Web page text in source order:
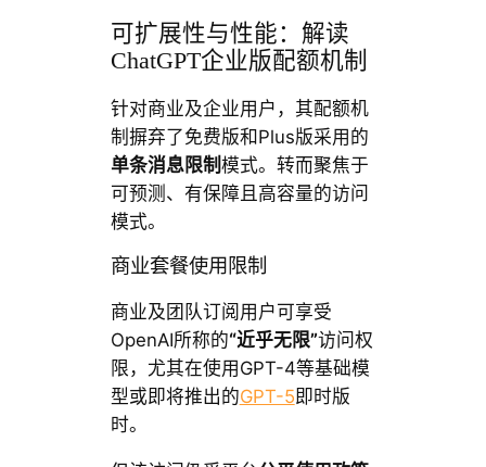
可扩展性与性能：解读
ChatGPT企业版配额机制
针对商业及企业用户，其配额机
制摒弃了免费版和Plus版采用的
单条消息限制模式。转而聚焦于
可预测、有保障且高容量的访问
模式。
商业套餐使用限制
商业及团队订阅用户可享受
OpenAI所称的“近乎无限”访问权
限，尤其在使用GPT-4等基础模
型或即将推出的GPT-5即时版
时。